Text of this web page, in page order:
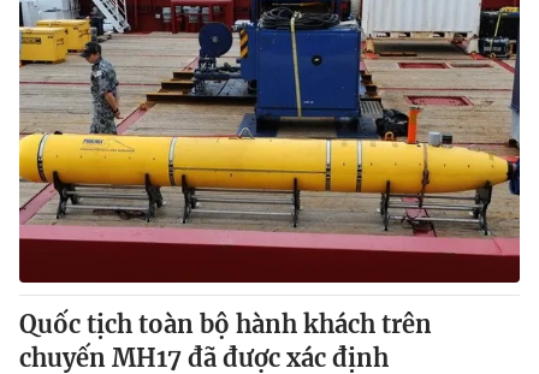
Quốc tịch toàn bộ hành khách trên
chuyến MH17 đã được xác định